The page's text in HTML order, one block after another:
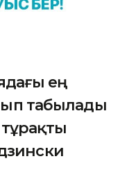
ең
табылады